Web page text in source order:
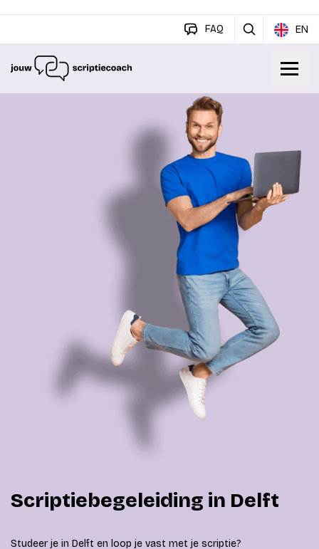
FAQ EN
Scriptiebegeleiding in Delft
Studeer je in Delft en loop je vast met je scriptie?